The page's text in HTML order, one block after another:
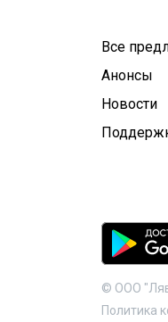
Все
Анонсы
Новости
© ООО
Политика